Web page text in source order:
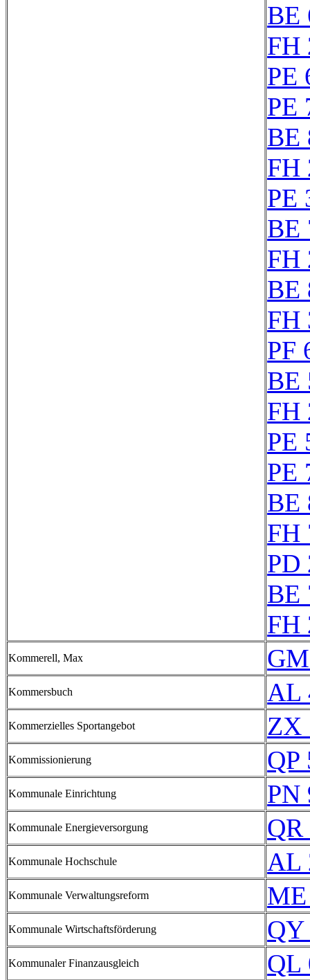
BE
FH
PE
PE
BE
FH
PE
BE
FH
BE
FH
PF
BE
FH
PE
PE
BE
FH
PD
BE
FH
Kommerell, Max
Kommersbuch AL
Kommerzielles Sportangebot ZX
Kommissionierung QP
Kommunale Einrichtung PN
Kommunale Energieversorgung QR
Kommunale Hochschule AL
Kommunale Verwaltungsreform
Kommunale Wirtschaftsförderung QY
Kommunaler Finanzausgleich QL